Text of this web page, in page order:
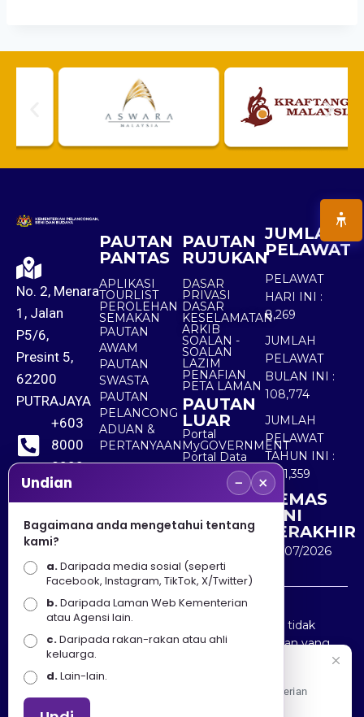
No. 2, Menara
1, Jalan
P5/6,
Presint 5,
62200
PUTRAJAYA
+603
8000
8000
+603
8891
7100
PAUTAN
PANTAS
APLIKASI
TOURLIST
PEROLEHAN
SEMAKAN
PAUTAN
AWAM
PAUTAN
SWASTA
PAUTAN
PELANCONG
ADUAN &
PERTANYAAN
PAUTAN
RUJUKAN
DASAR
PRIVASI
DASAR
KESELAMATAN
ARKIB
SOALAN -
SOALAN
LAZIM
PENAFIAN
PETA LAMAN
PAUTAN
LUAR
Portal
MyGOVERNMENT
Portal Data
Terbuka
Sektor Awam
JUMLAH
PELAWAT
PELAWAT
HARI INI :
8,269
JUMLAH
PELAWAT
BULAN INI :
108,774
JUMLAH
PELAWAT
TAHUN INI :
5,511,359
KEMAS
KINI
TERAKHIR
30/07/2026
Penafian : Kerajaan Malaysia dan Kementerian
Pelancongan Seni dan Budaya (MOTAC) adalah tidak
bertanggungjawab atas kehilangan atau kerugian yang
disebabkan oleh penggunaan mana-mana maklumat
yang diperolehi dari portal ini.
Undian − ×
Bagaimana anda mengetahui tentang
kami?
a.Daripada media sosial (seperti
Facebook, Instagram, TikTok, X/Twitter)
b.Daripada Laman Web Kementerian
atau Agensi lain.
c.Daripada rakan-rakan atau ahli
keluarga.
d.Lain-lain.
Apa Khabar! Selamat datang ke Portal Rasmi Kementerian
Pelancongan, Seni dan Budaya